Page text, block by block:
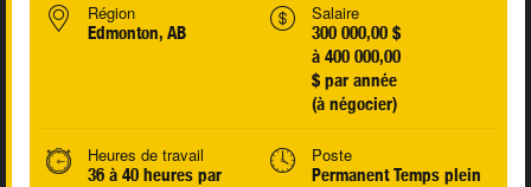
Région
Edmonton, AB
Salaire
300 000,00 $
à 400 000,00
$ par année
(à négocier)
Heures de travail
36 à 40 heures par
Poste
Permanent Temps plein